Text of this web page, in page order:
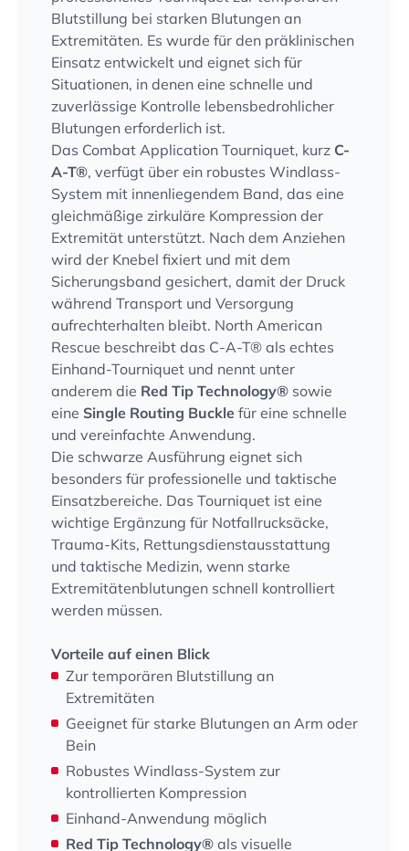
Blutstillung bei starken Blutungen an
Extremitäten. Es wurde für den präklinischen
Einsatz entwickelt und eignet sich für
Situationen, in denen eine schnelle und
zuverlässige Kontrolle lebensbedrohlicher
Blutungen erforderlich ist.
Das Combat Application Tourniquet, kurz C-
A-T®, verfügt über ein robustes Windlass-
System mit innenliegendem Band, das eine
gleichmäßige zirkuläre Kompression der
Extremität unterstützt. Nach dem Anziehen
wird der Knebel fixiert und mit dem
Sicherungsband gesichert, damit der Druck
während Transport und Versorgung
aufrechterhalten bleibt. North American
Rescue beschreibt das C-A-T® als echtes
Einhand-Tourniquet und nennt unter
anderem die Red Tip Technology® sowie
eine Single Routing Buckle für eine schnelle
und vereinfachte Anwendung.
Die schwarze Ausführung eignet sich
besonders für professionelle und taktische
Einsatzbereiche. Das Tourniquet ist eine
wichtige Ergänzung für Notfallrucksäcke,
Trauma-Kits, Rettungsdienstausstattung
und taktische Medizin, wenn starke
Extremitätenblutungen schnell kontrolliert
werden müssen.
Vorteile auf einen Blick
Zur temporären Blutstillung an
Extremitäten
Geeignet für starke Blutungen an Arm oder
Bein
Robustes Windlass-System zur
kontrollierten Kompression
Einhand-Anwendung möglich
Red Tip Technology® als visuelle